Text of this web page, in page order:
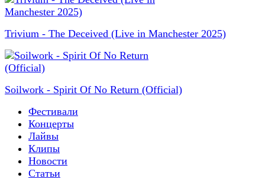
Trivium - The Deceived (Live in Manchester 2025)
Soilwork - Spirit Of No Return (Official)
Фестивали
Концерты
Лайвы
Клипы
Новости
Статьи